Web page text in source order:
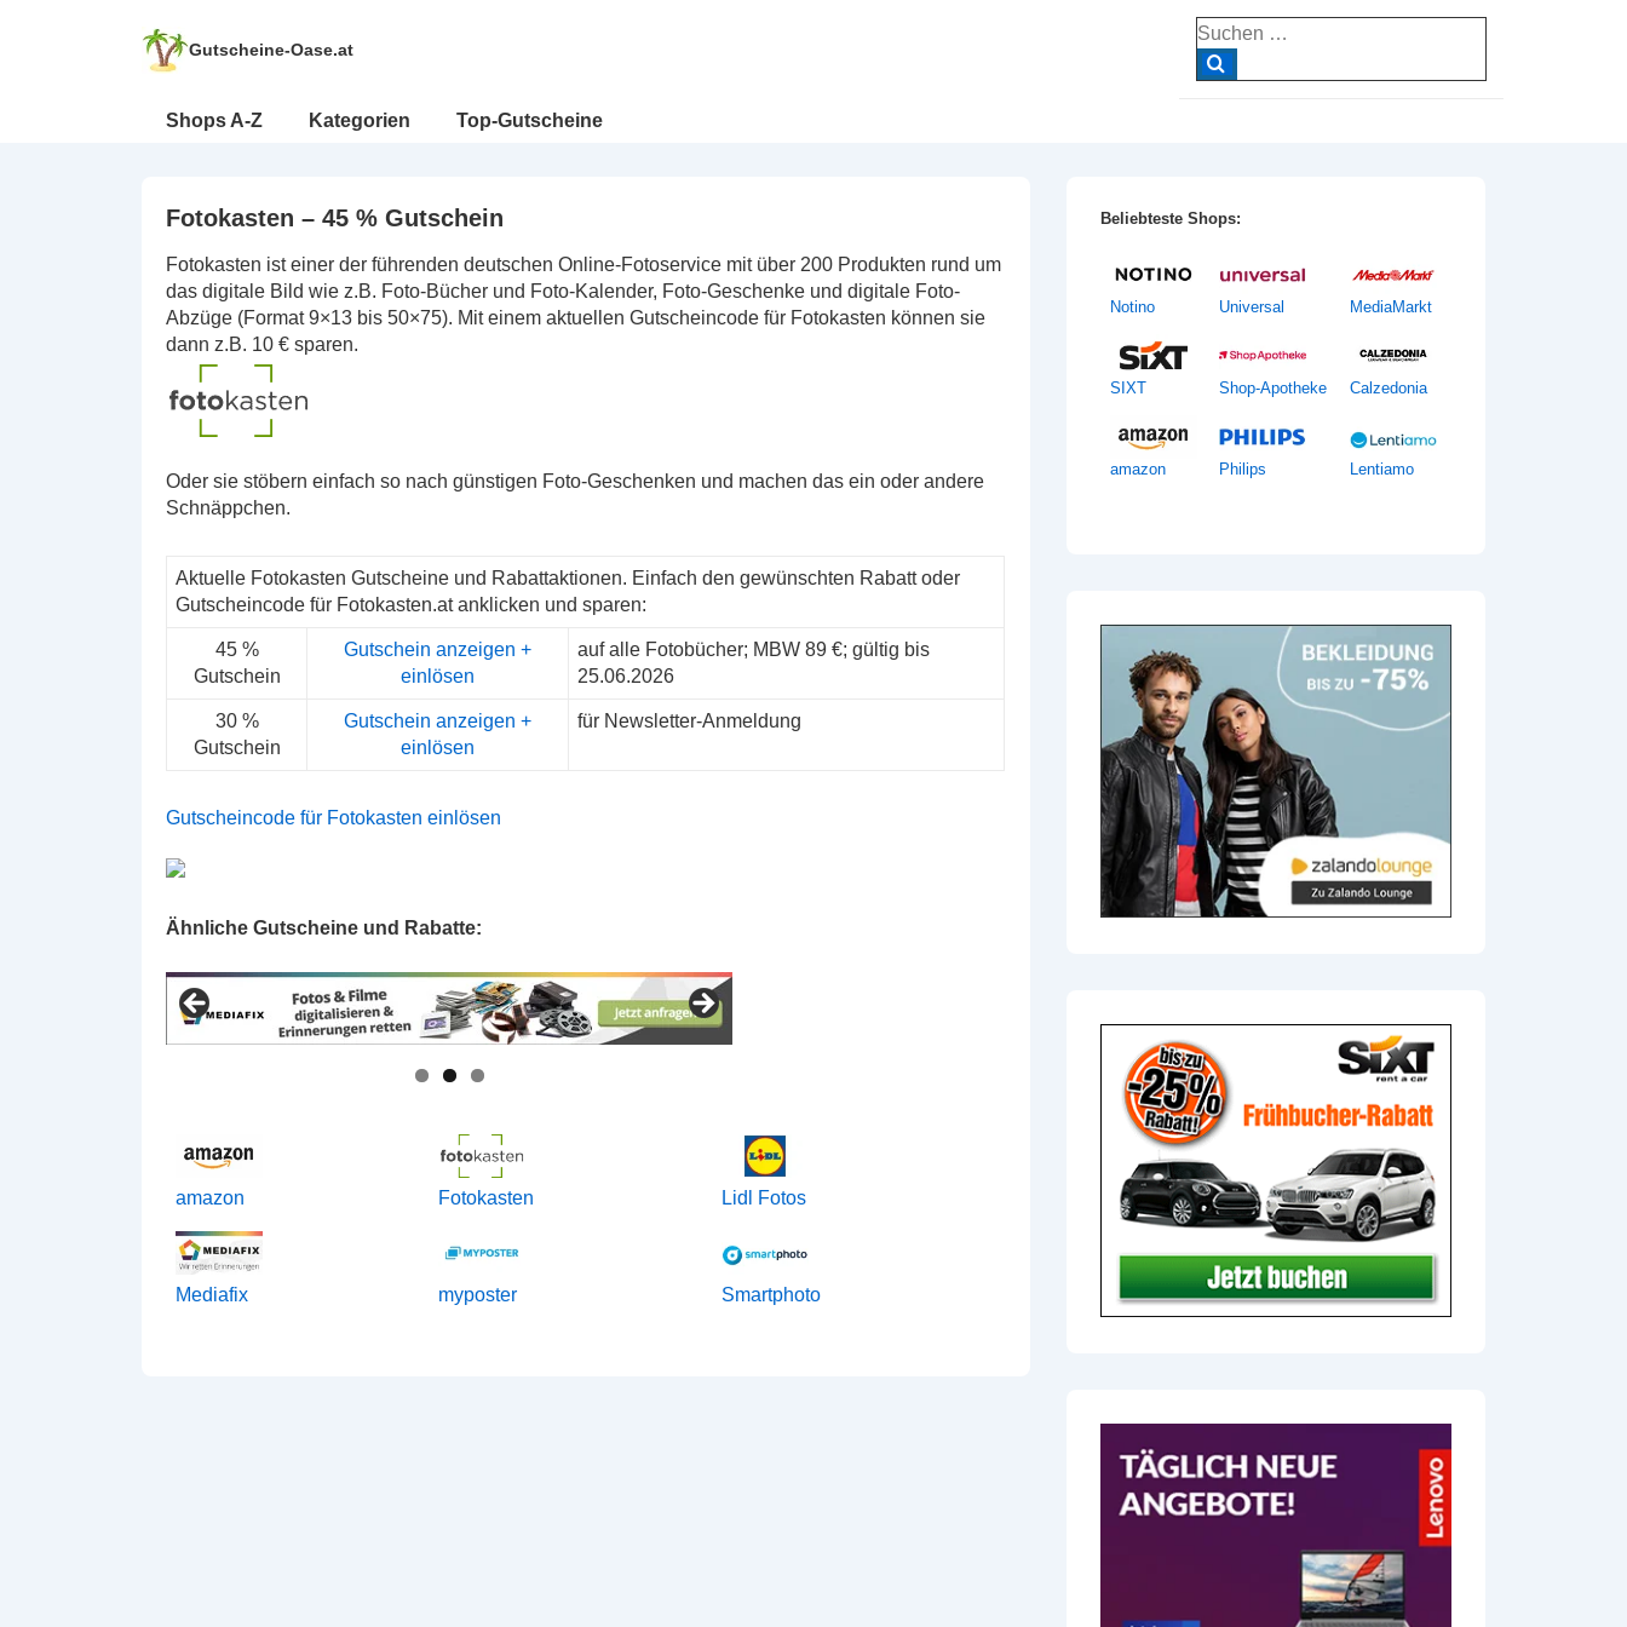
Gutscheine-Oase.at
Suche
nach:
Hauptnavigation
Shops A-Z Kategorien Top-Gutscheine
Fotokasten – 45 % Gutschein
Fotokasten ist einer der führenden deutschen Online-Fotoservice mit über 200 Produkten rund um
das digitale Bild wie z.B. Foto-Bücher und Foto-Kalender, Foto-Geschenke und digitale Foto-
Abzüge (Format 9×13 bis 50×75). Mit einem aktuellen Gutscheincode für Fotokasten können sie
dann z.B. 10 € sparen.
Oder sie stöbern einfach so nach günstigen Foto-Geschenken und machen das ein oder andere
Schnäppchen.
Aktuelle Fotokasten Gutscheine und Rabattaktionen. Einfach den gewünschten Rabatt oder
Gutscheincode für Fotokasten.at anklicken und sparen:
45 %
Gutschein
Gutschein anzeigen +
einlösen
auf alle Fotobücher; MBW 89 €; gültig bis
25.06.2026
30 %
Gutschein
Gutschein anzeigen +
einlösen
für Newsletter-Anmeldung
Gutscheincode für Fotokasten einlösen
Ähnliche Gutscheine und Rabatte:
amazon Fotokasten Lidl Fotos
Mediafix myposter Smartphoto
Beliebteste Shops:
Notino Universal MediaMarkt
SIXT Shop-Apotheke Calzedonia
amazon Philips Lentiamo